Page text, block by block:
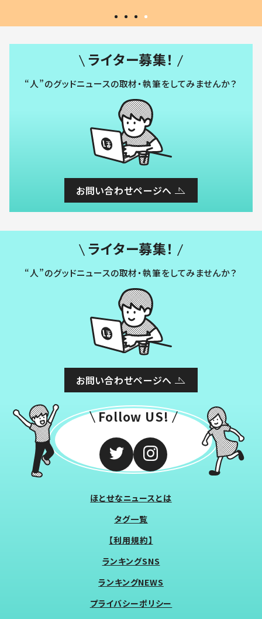
ライター募集！
“人”のグッドニュースの取材・執筆をしてみませんか？
お問い合わせページへ
ライター募集！
“人”のグッドニュースの取材・執筆をしてみませんか？
お問い合わせページへ
Follow US!
ほとせなニュースとは
タグ一覧
【利用規約】
ランキングSNS
ランキングNEWS
プライバシーポリシー